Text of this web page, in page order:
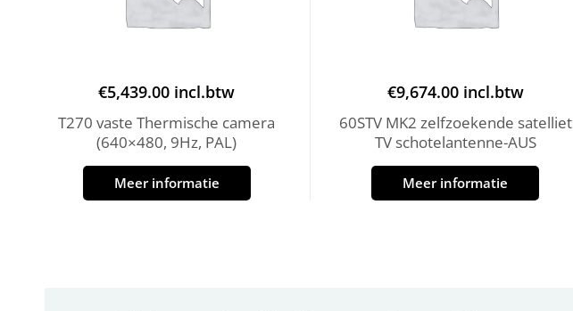
€5,439.00 incl.btw
T270 vaste Thermische camera
(640×480, 9Hz, PAL)
Meer informatie
€9,674.00 incl.btw
60STV MK2 zelfzoekende satelliet
TV schotelantenne-AUS
Meer informatie